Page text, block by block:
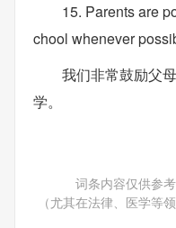
15. Parents are
chool whenever
我们非常鼓励父
学。
词条内容仅供参
（尤其在法律、医学等